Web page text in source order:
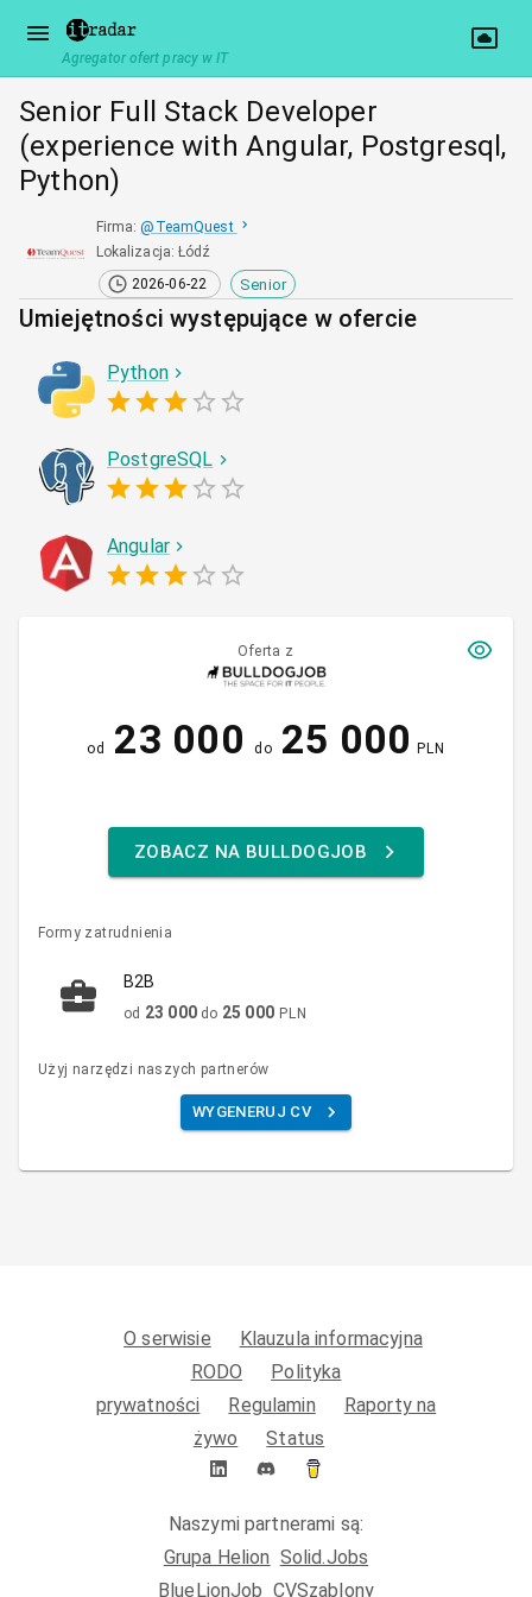
Agregator ofert pracy w IT
Senior Full Stack Developer
(experience with Angular, Postgresql,
Python)
Firma: @ TeamQuest
Lokalizacja:Łódź
2026-06-22
Senior
Umiejętności występujące w ofercie
Python
PostgreSQL
Angular
Oferta z
od 23 000 do 25 000 PLN
ZOBACZ NA BULLDOGJOB
Formy zatrudnienia
B2B
od 23 000 do 25 000 PLN
Użyj narzędzi naszych partnerów
WYGENERUJ CV
O serwisie
Klauzula informacyjna
RODO
Polityka
prywatności
Regulamin
Raporty na
żywo
Status
Naszymi partnerami są:
Grupa Helion Solid.Jobs
BlueLionJob CVSzablony